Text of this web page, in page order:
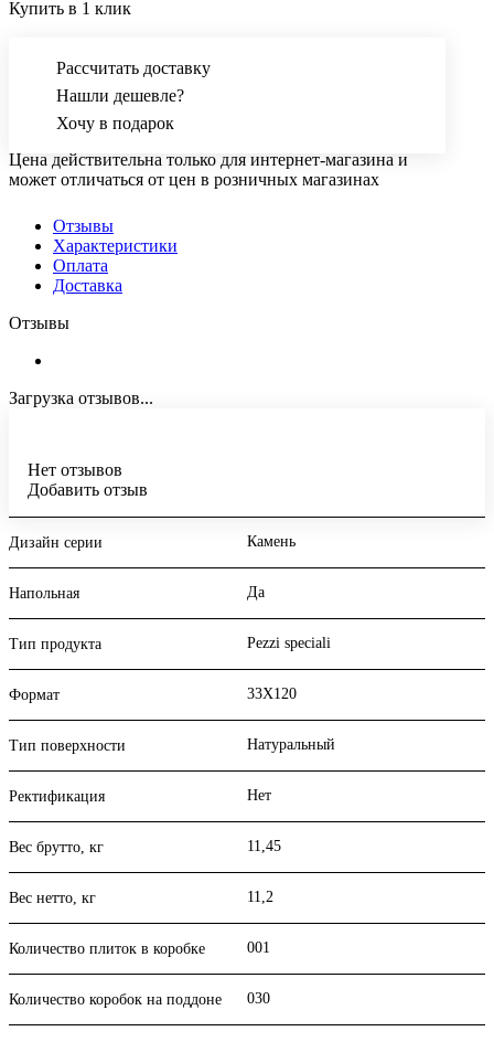
Купить в 1 клик
Рассчитать доставку
Нашли дешевле?
Хочу в подарок
Цена действительна только для интернет-магазина и
может отличаться от цен в розничных магазинах
Отзывы
Характеристики
Оплата
Доставка
Отзывы
Загрузка отзывов...
Нет отзывов
Добавить отзыв
Дизайн серии Камень
Напольная Да
Тип продукта Pezzi speciali
Формат 33X120
Тип поверхности Натуральный
Ректификация Нет
Вес брутто, кг 11,45
Вес нетто, кг 11,2
Количество плиток в коробке 001
Количество коробок на поддоне 030